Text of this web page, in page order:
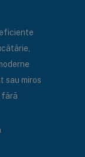
sau miros
fără